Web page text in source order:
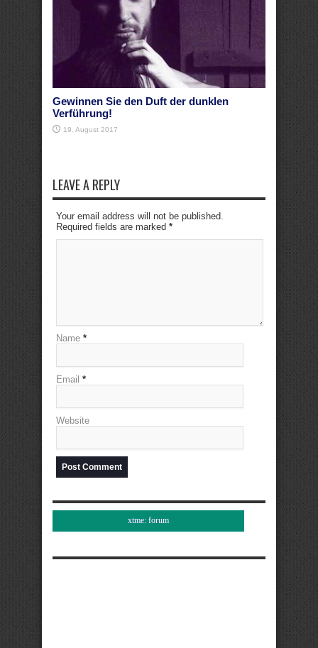
Gewinnen Sie den Duft der dunklen
Verführung!
19. August 2017
LEAVE A REPLY
Your email address will not be published.
Required fields are marked *
Name *
Email *
Website
xtme: forum